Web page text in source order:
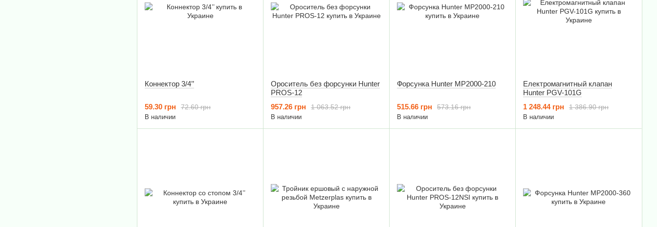
Коннектор 3/4’’
72.60 грн
59.30 грн
В наличии
Ороситель без форсунки Hunter
PROS-12
1 063.52 грн
957.26 грн
В наличии
Форсунка Hunter MP2000-210
573.16 грн
515.66 грн
В наличии
Електромагнитный клапан
Hunter PGV-101G
1 386.90 грн
1 248.44 грн
В наличии